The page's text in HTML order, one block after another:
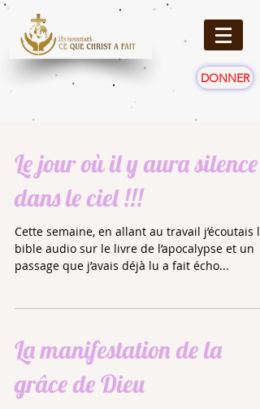
DONNER
Le jour où il y aura silence
dans le ciel !!!
Cette semaine, en allant au travail j’écoutais la
bible audio sur le livre de l’apocalypse et un
passage que j’avais déjà lu a fait écho...
La manifestation de la
grâce de Dieu